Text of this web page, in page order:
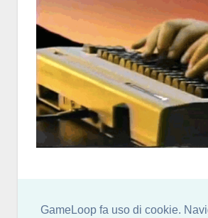
GameLoop fa uso di cookie.